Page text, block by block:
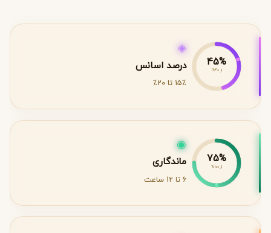
45%
از 40%
◈
درصد اسانس
15٪ تا 20٪
75%
از 100%
◉
ماندگاری
6 تا 12 ساعت